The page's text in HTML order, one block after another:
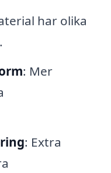
har olika
: Mer
: Extra